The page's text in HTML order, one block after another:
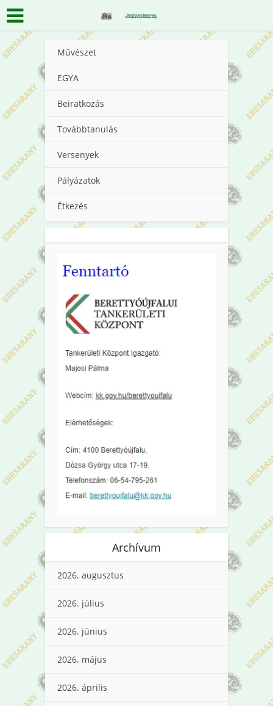
Művészet
EGYA
Beiratkozás
Továbbtanulás
Versenyek
Pályázatok
Étkezés
Archívum
2026. augusztus
2026. július
2026. június
2026. május
2026. április